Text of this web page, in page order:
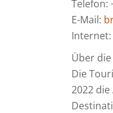
Telefon:
E-Mail:
Internet:
Über die
Die
2022